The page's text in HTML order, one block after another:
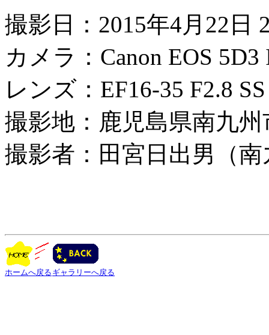
撮影日：2015年4月22日
カメラ：Canon EOS 5D3
レンズ：EF16-35 F2.8
撮影地：鹿児島県南九
撮影者：田宮日出男（
ホームへ戻る ギャラリーへ戻る